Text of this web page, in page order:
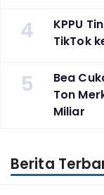
4
KPPU
TikTok
5
Bea
Ton
Miliar
Berita